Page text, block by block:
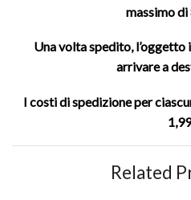
massimo di
Una volta spedito,
arrivare a
I costi di spedizione per
1,99
Related